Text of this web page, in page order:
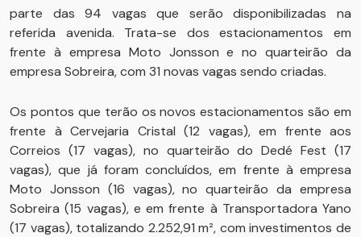
parte das 94 vagas que serão disponibilizadas na
referida avenida. Trata-se dos estacionamentos em
frente à empresa Moto Jonsson e no quarteirão da
empresa Sobreira, com 31 novas vagas sendo criadas.
Os pontos que terão os novos estacionamentos são em
frente à Cervejaria Cristal (12 vagas), em frente aos
Correios (17 vagas), no quarteirão do Dedé Fest (17
vagas), que já foram concluídos, em frente à empresa
Moto Jonsson (16 vagas), no quarteirão da empresa
Sobreira (15 vagas), e em frente à Transportadora Yano
(17 vagas), totalizando 2.252,91 m², com investimentos de